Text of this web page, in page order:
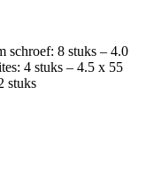
schroef: 8 stuks – 4.0
4 stuks – 4.5 x 55
stuks